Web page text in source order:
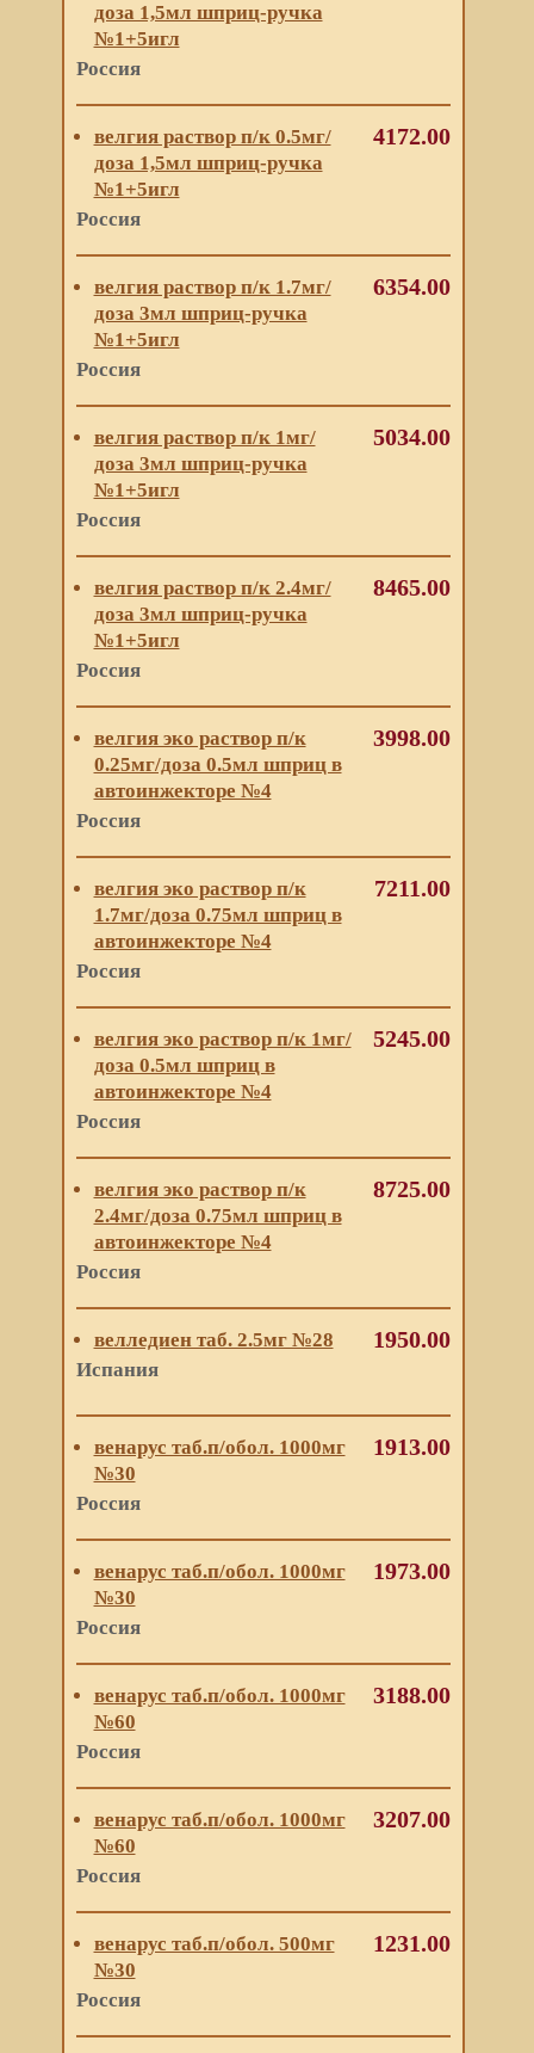
доза 1,5мл шприц-ручка
№1+5игл
Россия
велгия раствор п/к 0.5мг/
доза 1,5мл шприц-ручка
№1+5игл
Россия
4172.00
велгия раствор п/к 1.7мг/
доза 3мл шприц-ручка
№1+5игл
Россия
6354.00
велгия раствор п/к 1мг/
доза 3мл шприц-ручка
№1+5игл
Россия
5034.00
велгия раствор п/к 2.4мг/
доза 3мл шприц-ручка
№1+5игл
Россия
8465.00
велгия эко раствор п/к
0.25мг/доза 0.5мл шприц в
автоинжекторе №4
Россия
3998.00
велгия эко раствор п/к
1.7мг/доза 0.75мл шприц в
автоинжекторе №4
Россия
7211.00
велгия эко раствор п/к 1мг/
доза 0.5мл шприц в
автоинжекторе №4
Россия
5245.00
велгия эко раствор п/к
2.4мг/доза 0.75мл шприц в
автоинжекторе №4
Россия
8725.00
велледиен таб. 2.5мг №28
Испания
1950.00
венарус таб.п/обол. 1000мг
№30
Россия
1913.00
венарус таб.п/обол. 1000мг
№30
Россия
1973.00
венарус таб.п/обол. 1000мг
№60
Россия
3188.00
венарус таб.п/обол. 1000мг
№60
Россия
3207.00
венарус таб.п/обол. 500мг
№30
Россия
1231.00